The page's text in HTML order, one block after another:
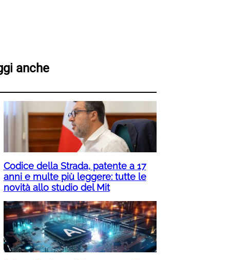
anche
Codice della Strada, patente a 17
anni e multe più leggere: tutte le
novità allo studio del Mit